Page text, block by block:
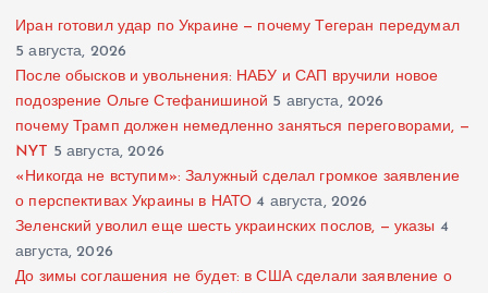
Иран готовил удар по Украине — почему Тегеран передумал
5 августа, 2026
После обысков и увольнения: НАБУ и САП вручили новое
подозрение Ольге Стефанишиной 5 августа, 2026
почему Трамп должен немедленно заняться переговорами, —
NYT 5 августа, 2026
«Никогда не вступим»: Залужный сделал громкое заявление
о перспективах Украины в НАТО 4 августа, 2026
Зеленский уволил еще шесть украинских послов, — указы 4
августа, 2026
До зимы соглашения не будет: в США сделали заявление о